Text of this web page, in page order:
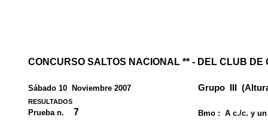
CONCURSO SALTOS NACIONAL ** - DEL CLUB DE
Sábado 10 Noviembre 2007 Grupo
RESULTADOS
Prueba n. 7 Bmo : A c./c. y